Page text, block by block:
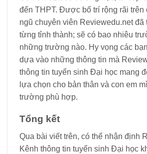
đến THPT. Được bố trí rộng rãi
ngũ chuyên viên Reviewedu.net đã
từng tỉnh thành; sẽ có bao nhiêu
những trường nào. Hy vọng các
dựa vào những thông tin mà
thông tin tuyển sinh Đại học mang
lựa chọn cho bản thân và con em
trường phù hợp.
Tổng kết
Qua bài viết trên, có thể nhận định
Kênh thông tin tuyển sinh Đại học